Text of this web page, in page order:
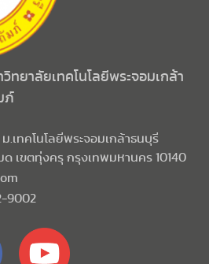
ทยาลัยเทคโนโลยีพระจอมเกล้า
ภ์
.เทคโนโลยีพระจอมเกล้าธนบุรี
ด เขตทุ่งครุ กรุงเทพมหานคร 10140
9002